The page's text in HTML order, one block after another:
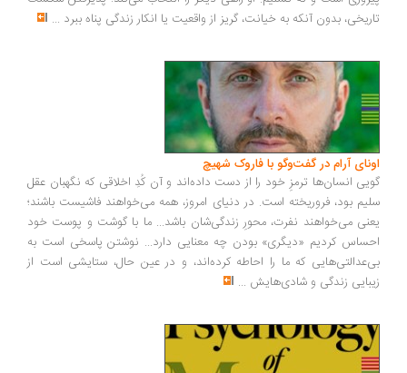
بدون آنکه به خیانت، گریز از واقعیت یا انکار زندگی پناه ببرد...
آرام در گفت‌وگو با فاروک شهیچ‭
انسان‌ها ترمزِ خود را از دست داده‌اند و آن کُدِ اخلاقی که نگهبان عقل
بود، فروریخته است. در دنیای امروز، همه می‌خواهند فاشیست باشند؛
می‌خواهند نفرت، محورِ زندگی‌شان باشد... ما با گوشت و پوست خود
کردیم «دیگری» بودن چه معنایی دارد... نوشتن پاسخی است به
که ما را احاطه کرده‌اند، و در عین حال، ستایشی است از
زندگی و شادی‌هایش...